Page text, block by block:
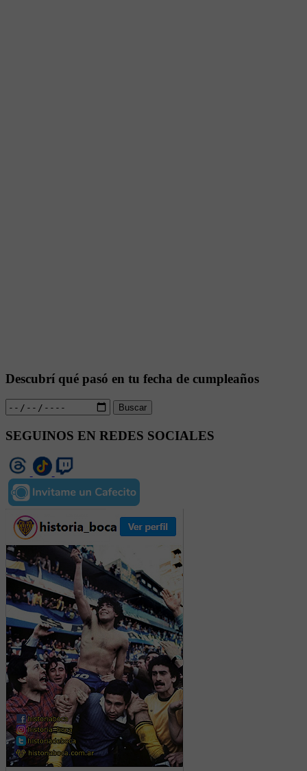
Descubrí qué pasó en tu fecha de cumpleaños
Buscar
SEGUINOS EN REDES SOCIALES